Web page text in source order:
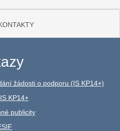
žádosti o podporu (IS KP14+)
KP14+
publicity